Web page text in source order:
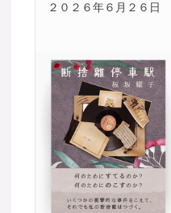
２０２６年６月２６日